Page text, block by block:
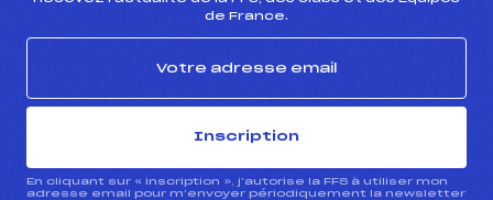
de France.
Inscription
En cliquant sur « inscription », j’autorise la FFS à utiliser mon
adresse email pour m’envoyer périodiquement la newsletter